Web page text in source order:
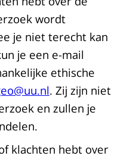
wordt
je niet terecht kan
je een e-mail
ethische
. Zij zijn niet
en zullen je
klachten hebt over